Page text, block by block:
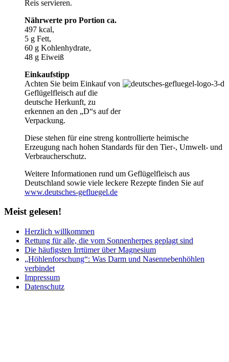
Reis servieren.
Nährwerte pro Portion ca.
497 kcal,
5 g Fett,
60 g Kohlenhydrate,
48 g Eiweiß
Einkaufstipp
Achten Sie beim Einkauf von
Geflügelfleisch auf die
deutsche Herkunft, zu
erkennen an den „D“s auf der
Verpackung.
Diese stehen für eine streng kontrollierte heimische
Erzeugung nach hohen Standards für den Tier-, Umwelt- und
Verbraucherschutz.
Weitere Informationen rund um Geflügelfleisch aus
Deutschland sowie viele leckere Rezepte finden Sie auf
www.deutsches-gefluegel.de
Meistgelesen!
Herzlich willkommen
Rettung für alle, die vom Sonnenherpes geplagt sind
Die häufigsten Irrtümer über Magnesium
„Höhlenforschung“: Was Darm und Nasennebenhöhlen
verbindet
Impressum
Datenschutz